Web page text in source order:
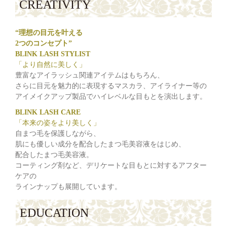
CREATIVITY
“理想の目元を叶える
2つのコンセプト”
BLINK LASH STYLIST
「より自然に美しく」
豊富なアイラッシュ関連アイテムはもちろん、
さらに目元を魅力的に表現するマスカラ、アイライナー等の
アイメイクアップ製品でハイレベルな目もとを演出します。
BLINK LASH CARE
「本来の姿をより美しく」
自まつ毛を保護しながら、
肌にも優しい成分を配合したまつ毛美容液をはじめ、
配合したまつ毛美容液。
コーティング剤など、デリケートな目もとに対するアフター
ケアの
ラインナップも展開しています。
EDUCATION